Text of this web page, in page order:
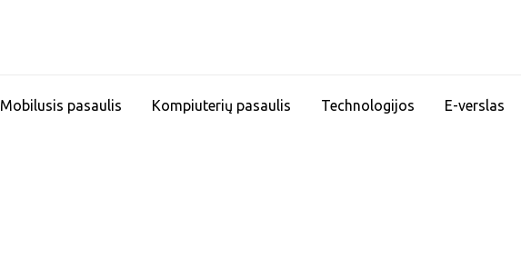
Mobilusis pasaulis Kompiuterių pasaulis Technologijos E-verslas